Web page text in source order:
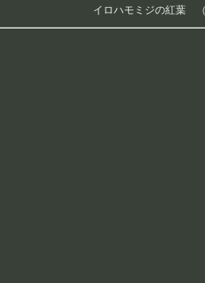
イロハモミジの紅葉